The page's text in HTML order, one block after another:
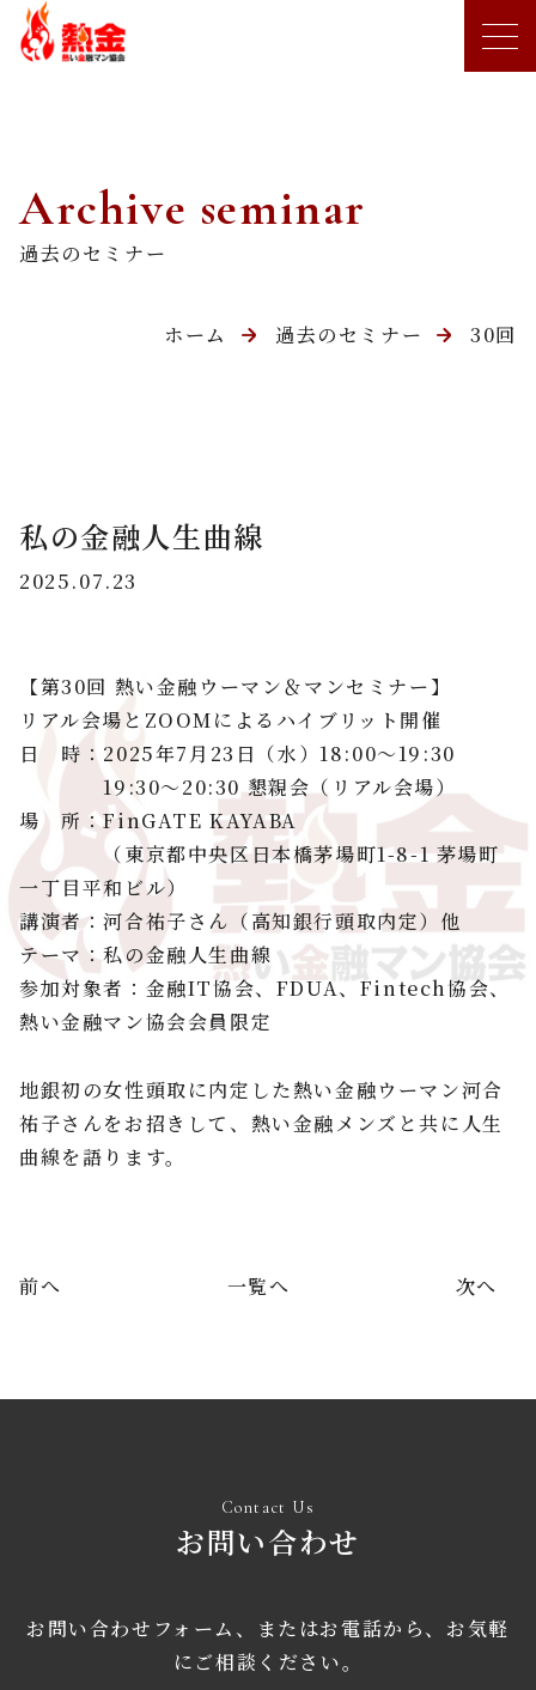
Archive seminar
過去のセミナー
ホーム 過去のセミナー 30回
私の金融人生曲線
2025.07.23
【第30回 熱い金融ウーマン＆マンセミナー】
リアル会場とZOOMによるハイブリット開催
日 時：2025年7月23日（水）18:00～19:30
19:30～20:30 懇親会（リアル会場）
場 所：FinGATE KAYABA
（東京都中央区日本橋茅場町1-8-1 茅場町
一丁目平和ビル）
講演者：河合祐子さん（高知銀行頭取内定）他
テーマ：私の金融人生曲線
参加対象者：金融IT協会、FDUA、Fintech協会、
熱い金融マン協会会員限定
地銀初の女性頭取に内定した熱い金融ウーマン河合
祐子さんをお招きして、熱い金融メンズと共に人生
曲線を語ります。
前へ 一覧へ 次へ
Contact Us
お問い合わせ
お問い合わせフォーム、またはお電話から、お気軽
にご相談ください。